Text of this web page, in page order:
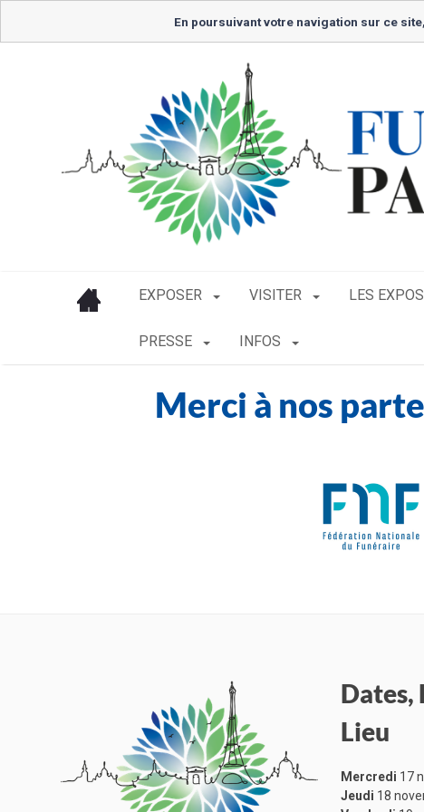
EXPOSER VISITER LES
PRESSE INFOS
Merci à nos
Dates,
Lieu
Mercredi 17
Jeudi 18
En poursuivant votre navigation sur ce